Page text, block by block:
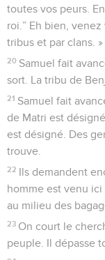
toutes vos peurs.
roi.” Eh bien,
tribus et par clans. »
20 Samuel fait
sort. La tribu de
21 Samuel fait
de Matri est
est désigné. Des
trouve.
22 Ils demandent
homme est venu ici
au milieu des
23 On court le
peuple. Il dépasse